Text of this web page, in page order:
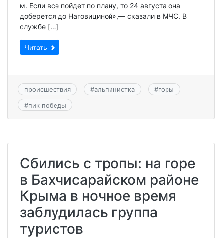
м. Если все пойдет по плану, то 24 августа она
доберется до Наговициной»,— сказали в МЧС. В
службе […]
Читать
происшествия #альпинистка #горы
#пик победы
Сбились с тропы: на горе
в Бахчисарайском районе
Крыма в ночное время
заблудилась группа
туристов